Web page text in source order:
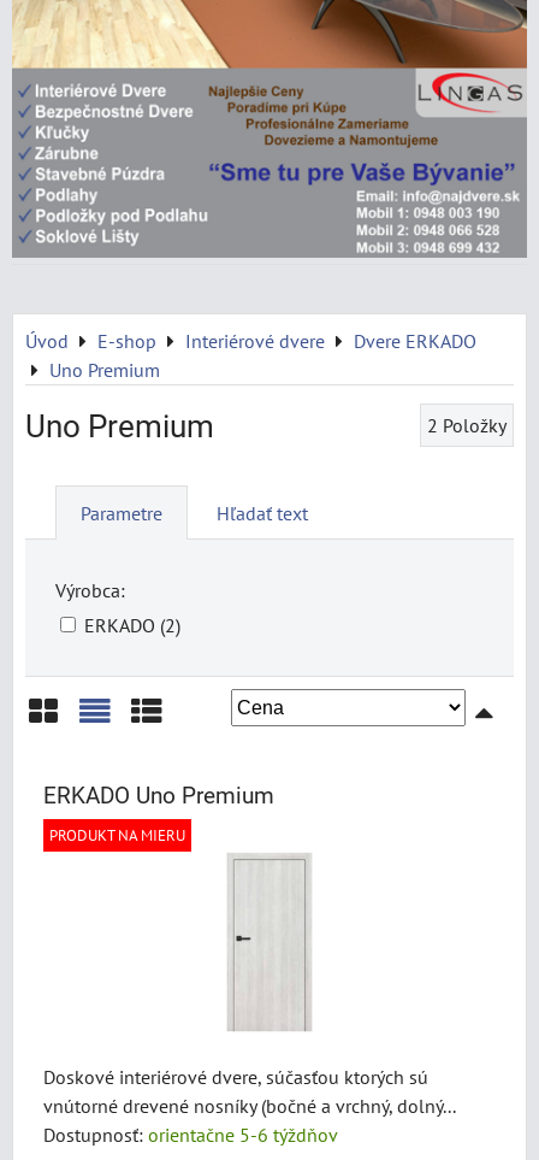
Úvod E-shop Interiérové dvere
Dvere ERKADO
Uno Premium
Uno Premium 2 Položky
Parametre Hľadať text
Výrobca:
ERKADO (2)
ERKADO Uno Premium
PRODUKT NA MIERU
Doskové interiérové dvere, súčasťou ktorých sú
vnútorné drevené nosníky (bočné a vrchný, dolný...
Dostupnosť: orientačne 5-6 týždňov